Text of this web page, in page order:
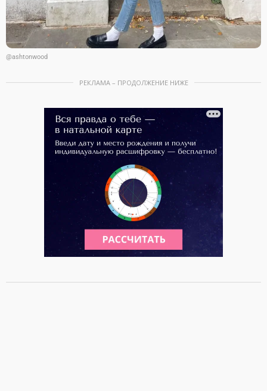
@ashtonwood
РЕКЛАМА – ПРОДОЛЖЕНИЕ НИЖЕ